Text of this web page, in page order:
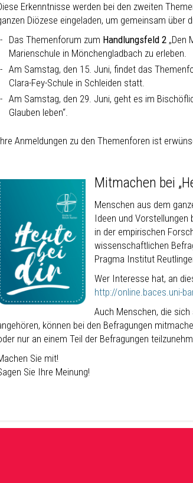
Erkenntnisse werden bei den zweiten
Diözese eingeladen, um gemeinsam über
Das Themenforum zum Handlungsfeld 2 „Den
Marienschule in Mönchengladbach zu erleben.
Am Samstag, den 15. Juni, findet das
Clara-Fey-Schule in Schleiden statt.
Am Samstag, den 29. Juni, geht es im
Glauben leben“.
Anmeldungen zu den Themenforen ist
Mitmachen bei
Menschen aus dem
Ideen und Vorstellungen
in der empirischen
wissenschaftlichen
Pragma Institut
Wer Interesse hat, an
http://online.baces.uni-
Auch Menschen, die
können bei den Befragungen
nur an einem Teil der Befragungen
Sie mit!
Sie Ihre Meinung!